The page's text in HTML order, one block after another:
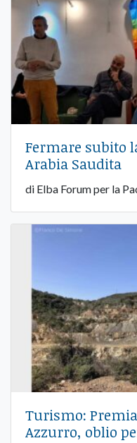
Fermare subito
Arabia Saudita
di Elba Forum per la
Turismo:
Azzurro, oblio